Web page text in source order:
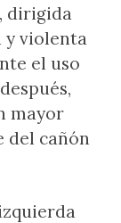
dirigida
y violenta
el uso
mayor
del cañón